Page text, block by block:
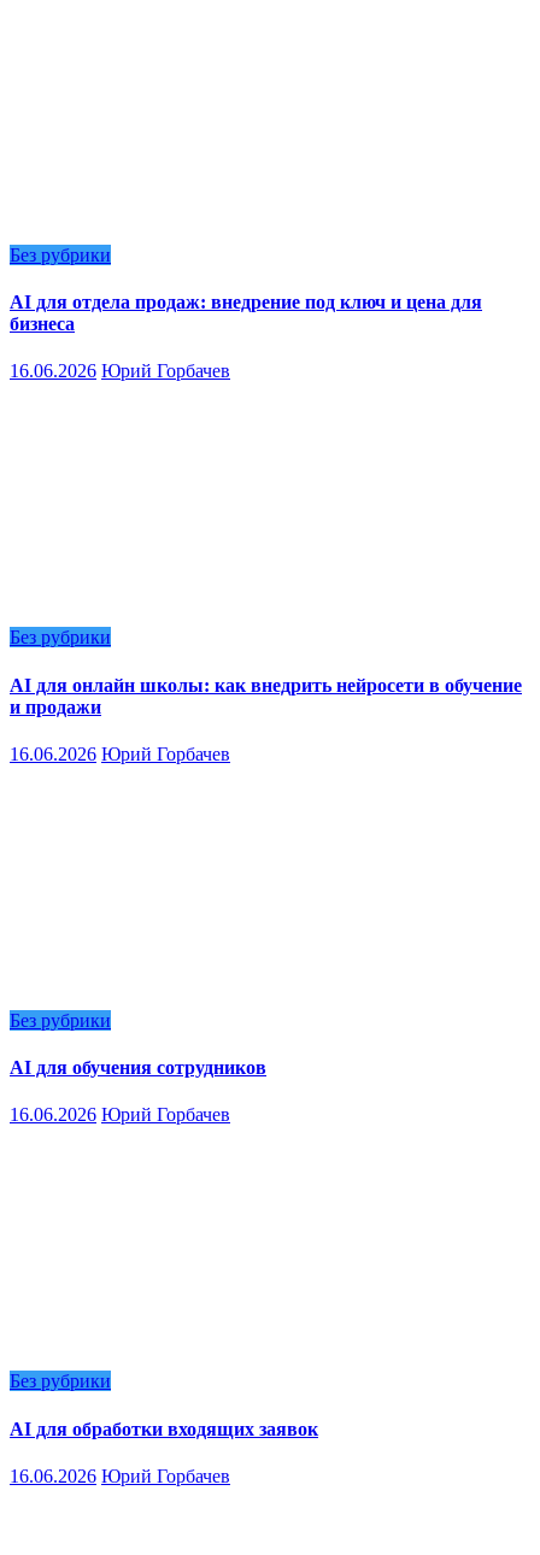
Без рубрики
AI для отдела продаж: внедрение под ключ и цена для
бизнеса
16.06.2026 Юрий Горбачев
Без рубрики
AI для онлайн школы: как внедрить нейросети в обучение
и продажи
16.06.2026 Юрий Горбачев
Без рубрики
AI для обучения сотрудников
16.06.2026 Юрий Горбачев
Без рубрики
AI для обработки входящих заявок
16.06.2026 Юрий Горбачев